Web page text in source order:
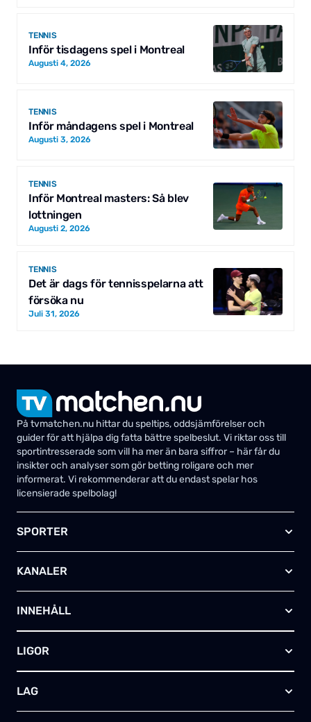
TENNIS
Inför tisdagens spel i Montreal
Augusti 4, 2026
TENNIS
Inför måndagens spel i Montreal
Augusti 3, 2026
TENNIS
Inför Montreal masters: Så blev
lottningen
Augusti 2, 2026
TENNIS
Det är dags för tennisspelarna att
försöka nu
Juli 31, 2026
På tvmatchen.nu hittar du speltips, oddsjämförelser och
guider för att hjälpa dig fatta bättre spelbeslut. Vi riktar oss till
sportintresserade som vill ha mer än bara siffror – här får du
insikter och analyser som gör betting roligare och mer
informerat. Vi rekommenderar att du endast spelar hos
licensierade spelbolag!
SPORTER
Ishockey
Amerikansk fotboll
Basket
Rugby
Bandy
Friidrott
KANALER
TV4 Play Sport Total
Kanal 5
HBO Max (SE)
INNEHÅLL
Kontakta oss
Annonsera
Skapa egen TV-tablå
LIGOR
Championship
FA-cupen
LAG